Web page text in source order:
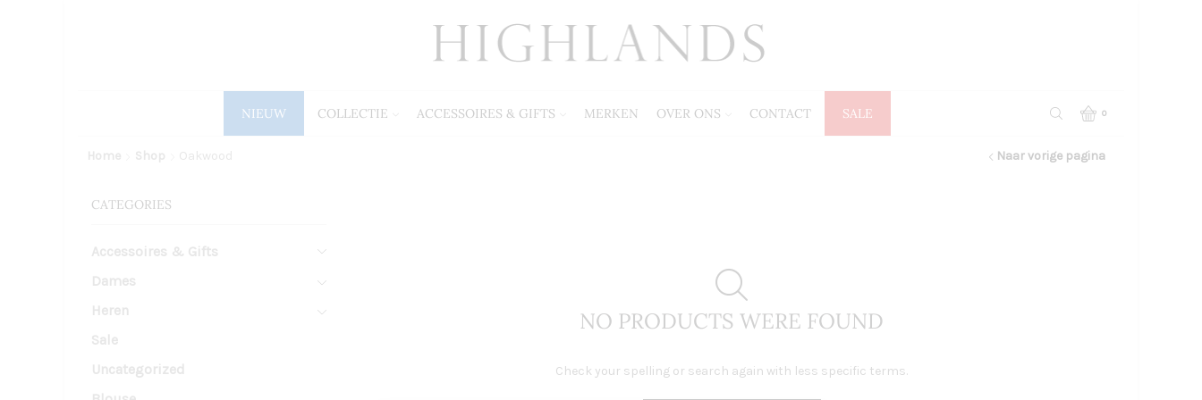
NIEUW COLLECTIE ACCESSOIRES & GIFTS MERKEN OVER ONS CONTACT SALE 0
Home Shop Oakwood Naar vorige pagina
NO PRODUCTS WERE FOUND
Check your spelling or search again with less specific terms.
CATEGORIES
Accessoires & Gifts
Dames
Heren
Sale
Uncategorized